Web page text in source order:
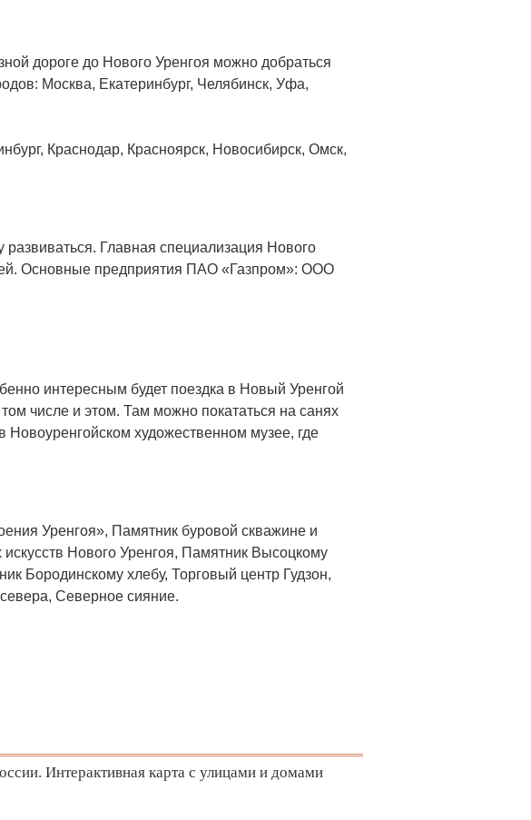
дороге до Нового Уренгоя можно добраться
Москва, Екатеринбург, Челябинск, Уфа,
Краснодар, Красноярск, Новосибирск, Омск,
Главная специализация Нового
Основные предприятия ПАО «Газпром»: ООО
интересным будет поездка в Новый Уренгой
числе и этом. Там можно покататься на санях
художественном музее, где
Уренгоя», Памятник буровой скважине и
Нового Уренгоя, Памятник Высоцкому
Бородинскому хлебу, Торговый центр Гудзон,
Северное сияние.
Интерактивная карта с улицами и домами